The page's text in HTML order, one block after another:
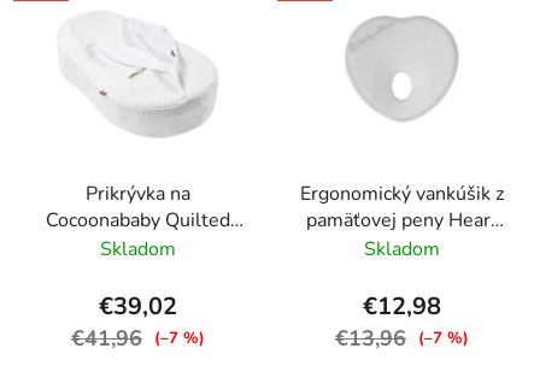
Prikrývka na
Cocoonababy Quilted
White
Skladom
€39,02
€41,96 (–7 %)
Ergonomický vankúšik z
pamäťovej peny Heart
Airknit Grey
Skladom
€12,98
€13,96 (–7 %)